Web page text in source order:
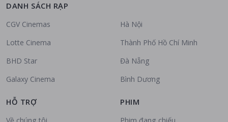
DANH SÁCH RẠP
CGV Cinemas
Lotte Cinema
BHD Star
Galaxy Cinema
Hà Nội
Thành Phố Hồ Chí Minh
Đà Nẵng
Bình Dương
HỖ TRỢ PHIM